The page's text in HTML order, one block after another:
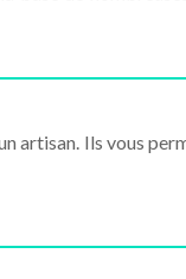
artisan. Ils vous